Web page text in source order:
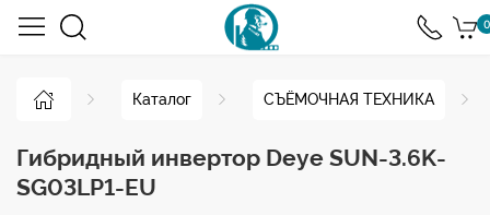
0
Каталог СЪЁМОЧНАЯ ТЕХНИКА
Гибридный инвертор Deye SUN-3.6K-
SG03LP1-EU